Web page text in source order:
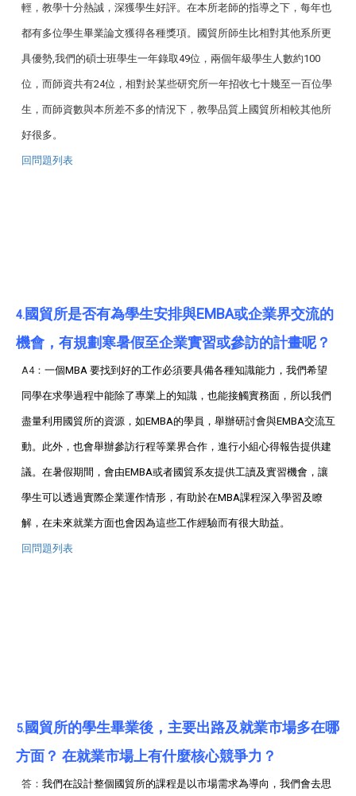
輕，教學十分熱誠，深獲學生好評。在本所老師的指導之下，每年也
都有多位學生畢業論文獲得各種獎項。國貿所師生比相對其他系所更
具優勢,我們的碩士班學生一年錄取49位，兩個年級學生人數約100
位，而師資共有24位，相對於某些研究所一年招收七十幾至一百位學
生，而師資數與本所差不多的情況下，教學品質上國貿所相較其他所
好很多。
回問題列表
4.國貿所是否有為學生安排與EMBA或企業界交流的
機會，有規劃寒暑假至企業實習或參訪的計畫呢？
A4： 一個MBA 要找到好的工作必須要具備各種知識能力，我們希望
同學在求學過程中能除了專業上的知識，也能接觸實務面，所以我們
盡量利用國貿所的資源，如EMBA的學員，舉辦研討會與EMBA交流互
動。此外，也會舉辦參訪行程等業界合作，進行小組心得報告提供建
議。在暑假期間，會由EMBA或者國貿系友提供工讀及實習機會，讓
學生可以透過實際企業運作情形，有助於在MBA課程深入學習及瞭
解，在未來就業方面也會因為這些工作經驗而有很大助益。
回問題列表
5.國貿所的學生畢業後，主要出路及就業市場多在哪
方面？ 在就業市場上有什麼核心競爭力？
答： 我們在設計整個國貿所的課程是以市場需求為導向，我們會去思